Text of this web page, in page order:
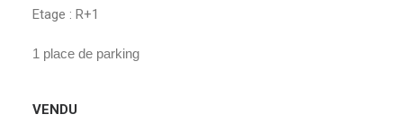
Etage : R+1
1 place de parking
VENDU